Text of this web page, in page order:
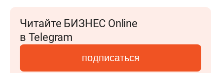
Читайте БИЗНЕС Online
в Telegram
подписаться